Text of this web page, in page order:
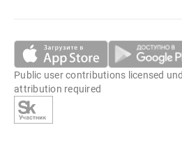
Public user contributions licensed
attribution required